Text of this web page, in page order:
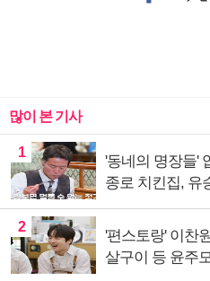
많이 본 기사
1
'동네의 명장들'
종로 치킨집, 유
2
'편스토랑' 이찬
살구이 등 윤주